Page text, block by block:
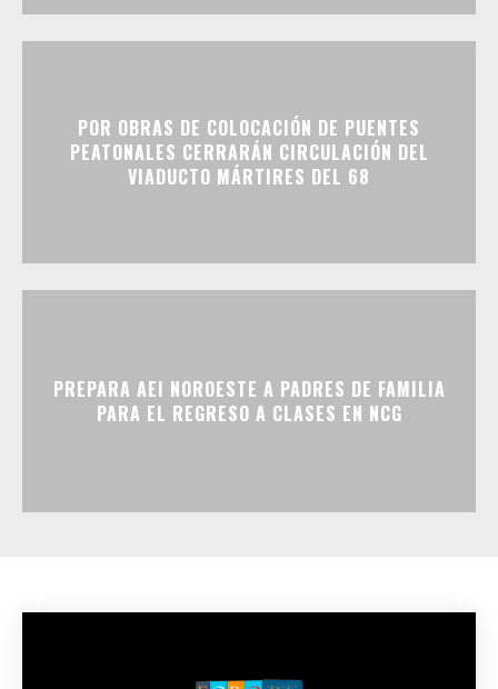
POR OBRAS DE COLOCACIÓN DE PUENTES
PEATONALES CERRARÁN CIRCULACIÓN DEL
VIADUCTO MÁRTIRES DEL 68
PREPARA AEI NOROESTE A PADRES DE FAMILIA
PARA EL REGRESO A CLASES EN NCG